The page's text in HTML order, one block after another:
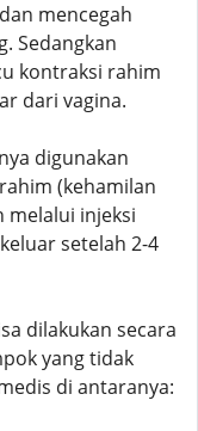
mencegah
Sedangkan
kontraksi rahim
dari vagina.
digunakan
(kehamilan
melalui injeksi
setelah 2-4
dilakukan secara
yang tidak
di antaranya: